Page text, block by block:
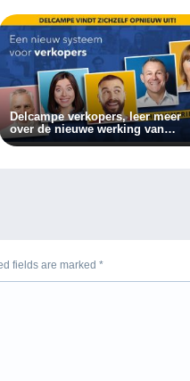
Delcampe verkopers, leer meer
over de nieuwe werking van
Delcampe!
fields are marked *